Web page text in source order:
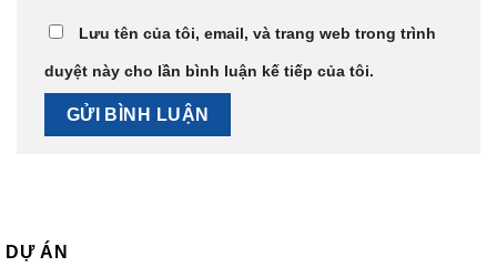
Lưu tên của tôi, email, và trang web trong trình
duyệt này cho lần bình luận kế tiếp của tôi.
DỰ ÁN